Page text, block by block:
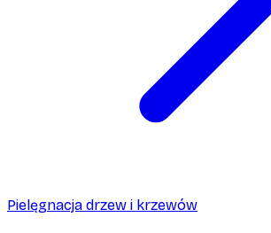
Pielęgnacja drzew i krzewów